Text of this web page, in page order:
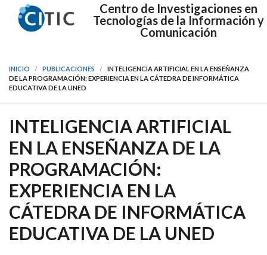
Centro de Investigaciones en
Tecnologías de la Información y
Comunicación
INICIO PUBLICACIONES
INTELIGENCIA ARTIFICIAL EN LA ENSEÑANZA
DE LA PROGRAMACIÓN: EXPERIENCIA EN LA CÁTEDRA DE INFORMÁTICA
EDUCATIVA DE LA UNED
INTELIGENCIA ARTIFICIAL
EN LA ENSEÑANZA DE LA
PROGRAMACIÓN:
EXPERIENCIA EN LA
CÁTEDRA DE INFORMÁTICA
EDUCATIVA DE LA UNED